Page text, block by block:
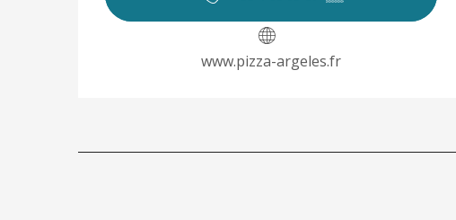
www.pizza-argeles.fr